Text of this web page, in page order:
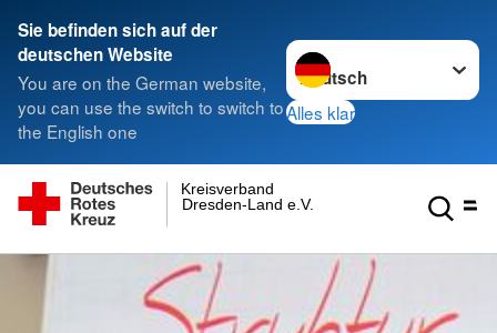
Sie befinden sich auf der
deutschen Website
You are on the German website,
you can use the switch to switch to
the English one
Sprache wechseln zu
Alles klar
Dresden-Land e.V.
Kreisverband